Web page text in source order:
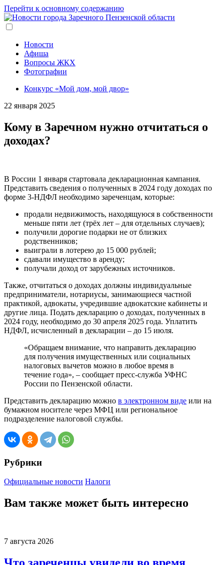
Перейти к основному содержанию
Новости
Афиша
Вопросы ЖКХ
Фотографии
Конкурс «Мой дом, мой двор»
22 января 2025
Кому в Заречном нужно отчитаться о
доходах?
В России 1 января стартовала декларационная кампания.
Представить сведения о полученных в 2024 году доходах по
форме 3-НДФЛ необходимо зареченцам, которые:
продали недвижимость, находящуюся в собственности
меньше пяти лет (трёх лет – для отдельных случаев);
получили дорогие подарки не от близких
родственников;
выиграли в лотерею до 15 000 рублей;
сдавали имущество в аренду;
получали доход от зарубежных источников.
Также, отчитаться о доходах должны индивидуальные
предприниматели, нотариусы, занимающиеся частной
практикой, адвокаты, учредившие адвокатские кабинеты и
другие лица. Подать декларацию о доходах, полученных в
2024 году, необходимо до 30 апреля 2025 года. Уплатить
НДФЛ, исчисленный в декларации – до 15 июля.
«Обращаем внимание, что направить декларацию
для получения имущественных или социальных
налоговых вычетов можно в любое время в
течение года», – сообщает пресс-служба УФНС
России по Пензенской области.
Представить декларацию можно в электронном виде или на
бумажном носителе через МФЦ или региональное
подразделение налоговой службы.
Рубрики
Официальные новости Налоги
Вам также может быть интересно
7 августа 2026